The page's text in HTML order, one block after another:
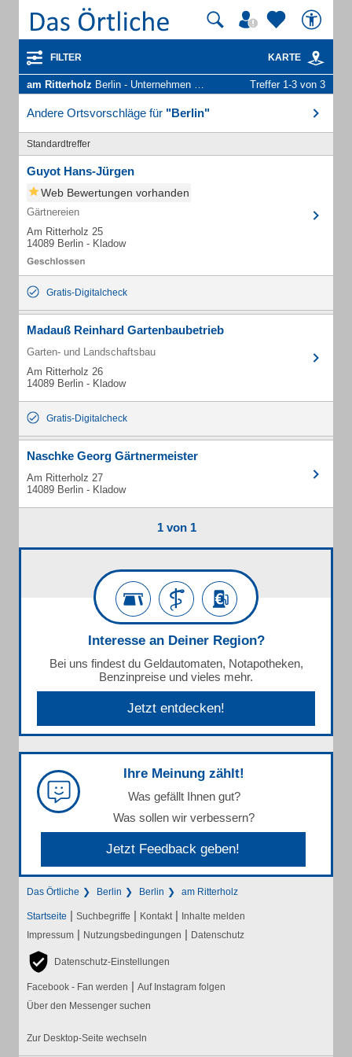
FILTER KARTE
am Ritterholz Berlin - Unternehmen und Personen Treffer 1-3 von 3
Andere Ortsvorschläge für "Berlin"
Standardtreffer
Guyot Hans-Jürgen
Web Bewertungen vorhanden
Gärtnereien
Am Ritterholz 25
14089 Berlin - Kladow
Gratis-Digitalcheck
Madauß Reinhard Gartenbaubetrieb
Garten- und Landschaftsbau
Am Ritterholz 26
14089 Berlin - Kladow
Gratis-Digitalcheck
Naschke Georg Gärtnermeister
Am Ritterholz 27
14089 Berlin - Kladow
1 von 1
Interesse an Deiner Region?
Bei uns findest du Geldautomaten, Notapotheken,
Benzinpreise und vieles mehr.
Jetzt entdecken!
Ihre Meinung zählt!
Was gefällt Ihnen gut?
Was sollen wir verbessern?
Jetzt Feedback geben!
Das Örtliche Berlin Berlin am Ritterholz
Startseite | Suchbegriffe | Kontakt | Inhalte melden
Impressum | Nutzungsbedingungen | Datenschutz
Datenschutz-Einstellungen
Facebook - Fan werden | Auf Instagram folgen
Über den Messenger suchen
Zur Desktop-Seite wechseln